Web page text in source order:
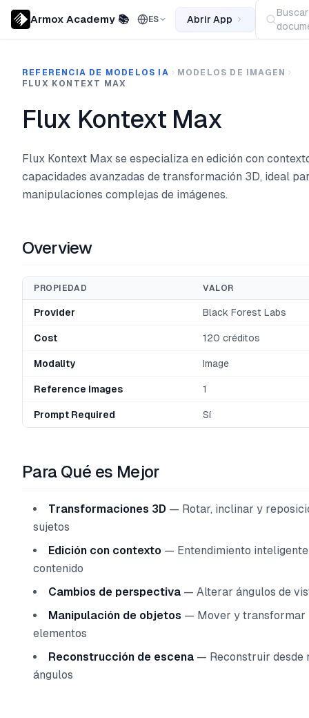
Armox Academy 📚 ES Abrir App
Buscar
REFERENCIA DE MODELOS IA
MODELOS DE IMAGEN
FLUX KONTEXT MAX
Flux Kontext Max
Flux Kontext Max se especializa en edición con
capacidades avanzadas de transformación 3D, ideal
manipulaciones complejas de imágenes.
Overview
PROPIEDAD VALOR
Provider Black Forest Labs
Cost 120 créditos
Modality Image
Reference Images 1
Prompt Required Sí
Para Qué es Mejor
Transformaciones 3D — Rotar, inclinar y
sujetos
Edición con contexto — Entendimiento
contenido
Cambios de perspectiva — Alterar ángulos de
Manipulación de objetos — Mover y transformar
elementos
Reconstrucción de escena — Reconstruir desde
ángulos